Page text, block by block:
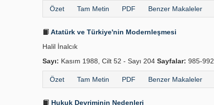
Özet Tam Metin PDF Benzer Makaleler
Atatürk ve Türkiye'nin Modernleşmesi
Halil İnalcık
Sayı: Kasım 1988, Cilt 52 - Sayı 204 Sayfalar: 985-992
Özet Tam Metin PDF Benzer Makaleler
Hukuk Devriminin Nedenleri